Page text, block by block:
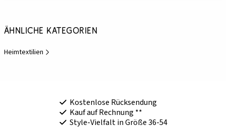
Ähnliche Kategorien
Heimtextilien
Kostenlose Rücksendung
Kauf auf Rechnung **
Style-Vielfalt in Größe 36-54